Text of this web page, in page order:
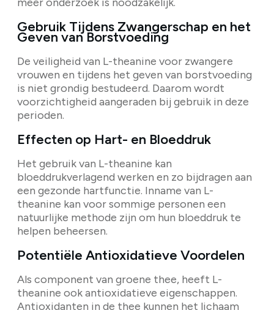
Gebruik Tijdens Zwangerschap en het
Geven van Borstvoeding
De veiligheid van L-theanine voor zwangere
vrouwen en tijdens het geven van borstvoeding
is niet grondig bestudeerd. Daarom wordt
voorzichtigheid aangeraden bij gebruik in deze
perioden.
Effecten op Hart- en Bloeddruk
Het gebruik van L-theanine kan
bloeddrukverlagend werken en zo bijdragen aan
een gezonde hartfunctie. Inname van L-
theanine kan voor sommige personen een
natuurlijke methode zijn om hun bloeddruk te
helpen beheersen.
Potentiële Antioxidatieve Voordelen
Als component van groene thee, heeft L-
theanine ook antioxidatieve eigenschappen.
Antioxidanten in de thee kunnen het lichaam